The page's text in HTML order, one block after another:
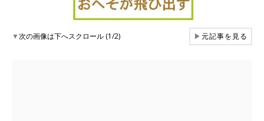
▼次の画像は下へスクロール (1/2) ▶元記事を見る